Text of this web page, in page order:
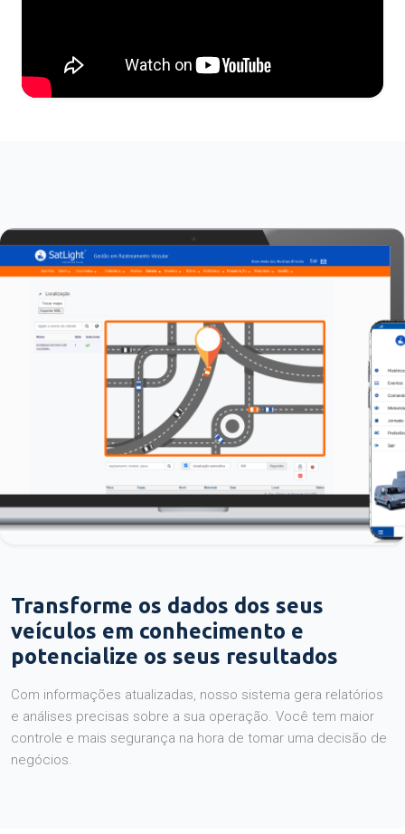
Transforme os dados dos seus
veículos em conhecimento e
potencialize os seus resultados
Com informações atualizadas, nosso sistema gera relatórios
e análises precisas sobre a sua operação. Você tem maior
controle e mais segurança na hora de tomar uma decisão de
negócios.